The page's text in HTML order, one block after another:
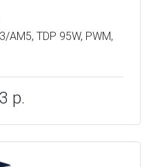
TDP 95W, PWM,
р.